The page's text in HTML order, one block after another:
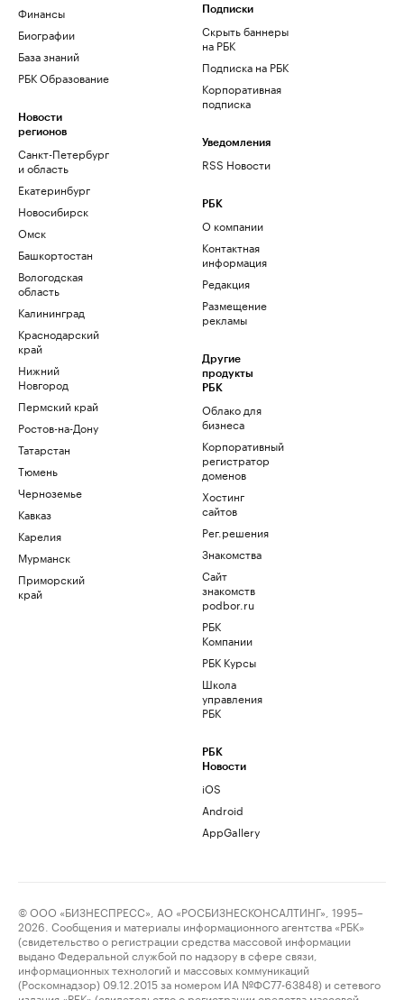
Финансы
Биографии
База знаний
РБК Образование
Новости
регионов
Санкт-Петербург
и область
Екатеринбург
Новосибирск
Омск
Башкортостан
Вологодская
область
Калининград
Краснодарский
край
Нижний
Новгород
Пермский край
Ростов-на-Дону
Татарстан
Тюмень
Черноземье
Кавказ
Карелия
Мурманск
Приморский
край
Подписки
Скрыть баннеры
на РБК
Подписка на РБК
Корпоративная
подписка
Уведомления
RSS Новости
РБК
О компании
Контактная
информация
Редакция
Размещение
рекламы
Другие
продукты
РБК
Облако для
бизнеса
Корпоративный
регистратор
доменов
Хостинг
сайтов
Рег.решения
Знакомства
Сайт
знакомств
podbor.ru
РБК
Компании
РБК Курсы
Школа
управления
РБК
РБК
Новости
iOS
Android
AppGallery
© ООО «БИЗНЕСПРЕСС», АО «РОСБИЗНЕСКОНСАЛТИНГ», 1995–
2026. Сообщения и материалы информационного агентства «РБК»
(свидетельство о регистрации средства массовой информации
выдано Федеральной службой по надзору в сфере связи,
информационных технологий и массовых коммуникаций
(Роскомнадзор) 09.12.2015 за номером ИА №ФС77-63848) и сетевого